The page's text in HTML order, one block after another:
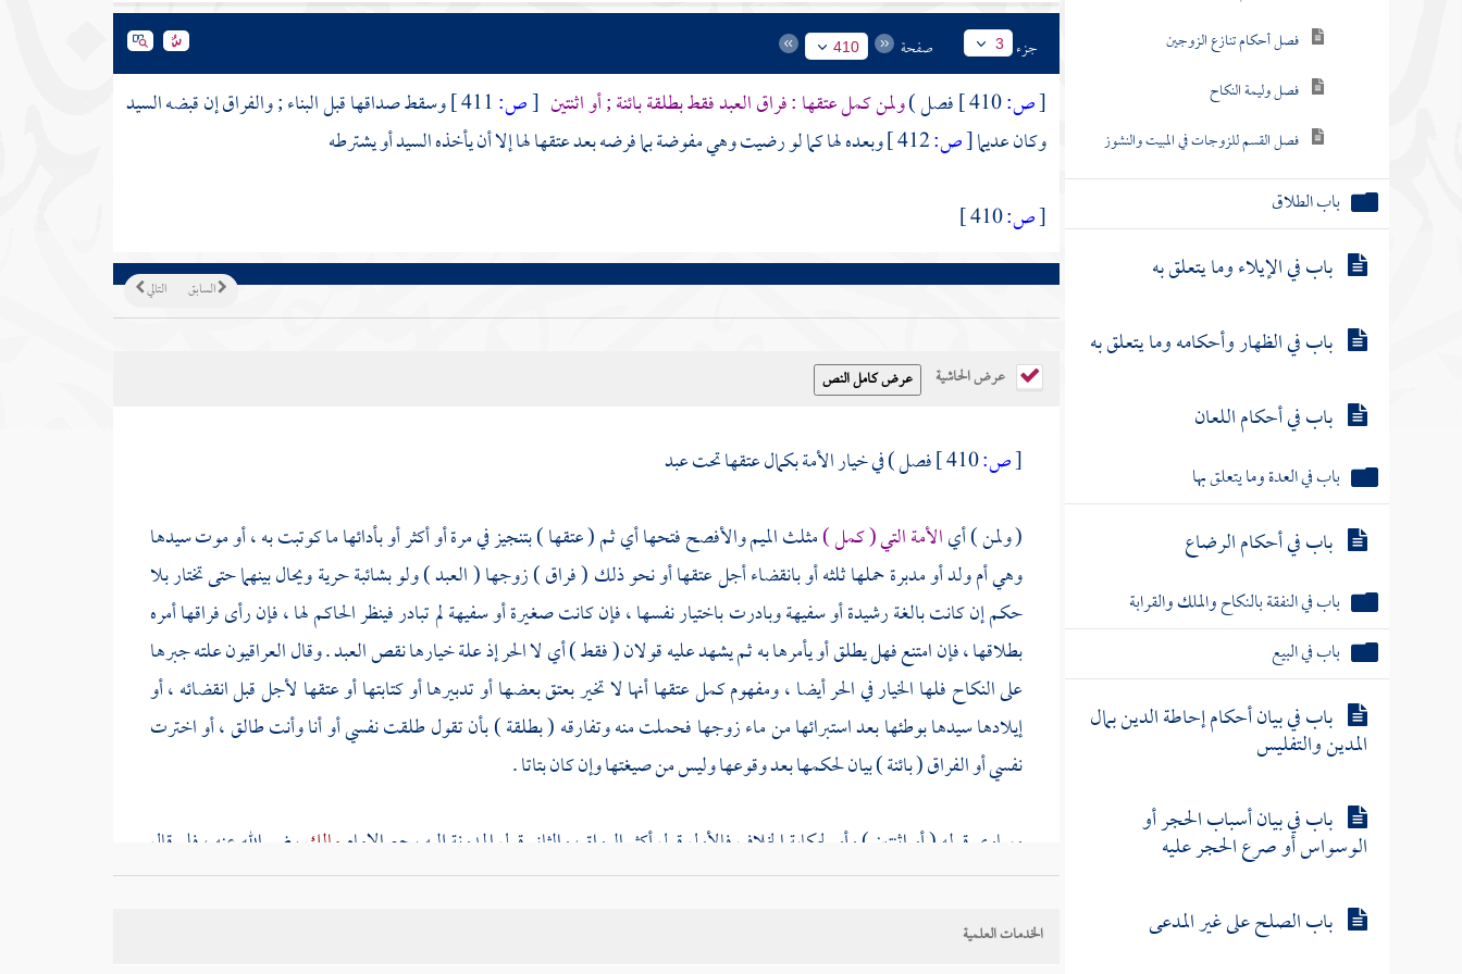
فصل أحكام تنازع الزوجين
فصل وليمة النكاح
فصل القسم للزوجات في المبيت والنشوز
باب الطلاق
باب في الإيلاء وما يتعلق به
باب في الظهار وأحكامه وما يتعلق به
باب في أحكام اللعان
باب في العدة وما يتعلق بها
باب في أحكام الرضاع
باب في النفقة بالنكاح والملك والقرابة
باب في البيع
باب في بيان أحكام إحاطة الدين بمال
المدين والتفليس
باب في بيان أسباب الحجر أو
الوسواس أو صرع الحجر عليه
باب الصلح على غير المدعى
جزء 3 صفحة 410
[ص: فصل )ولمن كمل عتقها : فراق العبد فقط بطلقة بائنة ; أو اثنتين [ص:
وسقط صداقها قبل البناء ; والفراق إن قبضه السيد
وكان عديما[ص:
وبعده لها كما لو رضيت وهي مفوضة بما فرضه بعد عتقها لها إلا أن يأخذه السيد أو يشترطه
[ص:
التالي السابق
عرض الحاشية
[ص:
فصل ) في خيار الأمة بكمال عتقها تحت عبد
( ولمن ) أيالأمة التي ( كمل )مثلث الميم والأفصح فتحها أي ثم ( عتقها ) بتنجيز في مرة أو أكثر أو بأدائها ما كوتبت به ، أو موت سيدها
وهي أم ولد أو مدبرة حملها ثلثه أو بانقضاء أجل عتقها أو نحو ذلك ( فراق ) زوجها ( العبد ) ولو بشائبة حرية ويحال بينهما حتى تختار بلا
حكم إن كانت بالغة رشيدة أو سفيهة وبادرت باختيار نفسها ، فإن كانت صغيرة أو سفيهة لم تبادر فينظر الحاكم لها ، فإن رأى فراقها أمره
بطلاقها ، فإن امتنع فهل يطلق أو يأمرها به ثم يشهد عليه قولان ( فقط ) أي لا الحر إذ علة خيارها نقص العبد . وقالالعراقيونعلته جبرها
على النكاح فلها الخيار في الحر أيضا ، ومفهوم كمل عتقها أنها لا تخير بعتق بعضها أو تدبيرها أو كتابتها أو عتقها لأجل قبل انقضائه ، أو
إيلادها سيدها بوطئها بعد استبرائها من ماء زوجها فحملت منه وتفارقه ( بطلقة ) بأن تقول طلقت نفسي أو أنا وأنت طالق ، أو اخترت
نفسي أو الفراق ( بائنة ) بيان لحكمها بعد وقوعها وليس من صيغتها وإن كان بتاتا .
وساوى قوله ( أو اثنتين ) وأو لحكاية الخلاف فالأول قول أكثر الرواة ، والثاني قول المدونة إليه رجع الإمام مالكرضي الله عنه ، فلو قال
وهل بطلقة أو اثنتين لكان أبين قالهتت، وهو إنما هو فيما بعد الوقوع وأما ابتداء فمتفق على أمرها بإيقاع واحدة والمشهور الأول لأنه قول أكثر
الرواة .
الخدمات العلمية